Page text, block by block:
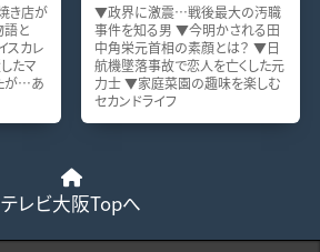
き店が
と
スカレ
たマ
が…あ
▼政界に激震…戦後最大の汚職
事件を知る男 ▼今明かされる田
中角栄元首相の素顔とは？ ▼日
航機墜落事故で恋人を亡くした元
力士 ▼家庭菜園の趣味を楽しむ
セカンドライフ
テレビ大阪Topへ